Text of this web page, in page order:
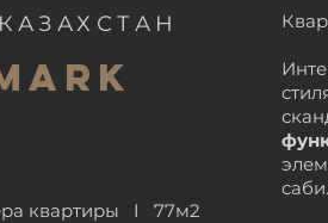
квартиры
I 77м2
саби.